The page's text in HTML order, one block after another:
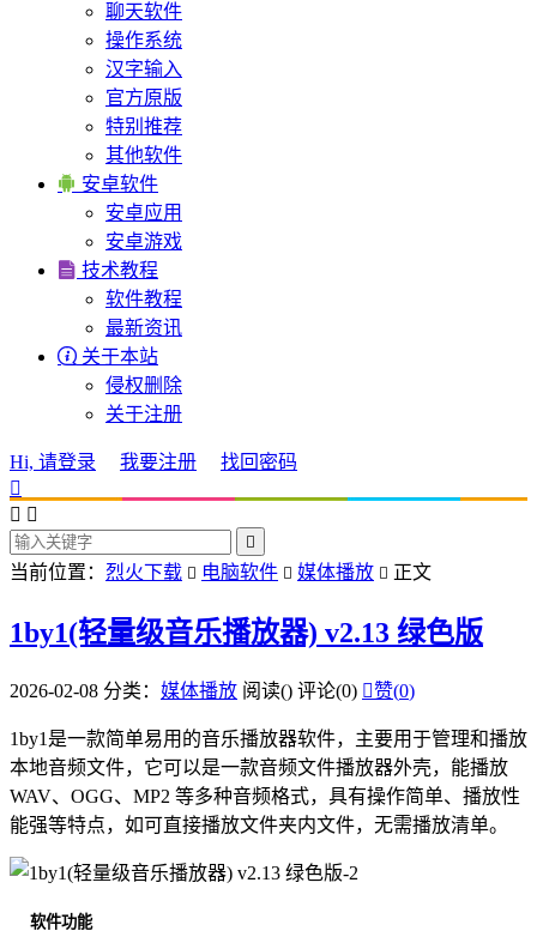
聊天软件
操作系统
汉字输入
官方原版
特别推荐
其他软件
 安卓软件
安卓应用
安卓游戏
 技术教程
软件教程
最新资讯
 关于本站
侵权删除
关于注册
Hi, 请登录 我要注册
找回密码

 

当前位置： 烈火下载  电脑软件  媒体播放  正文
1by1(轻量级音乐播放器) v2.13 绿色版
2026-02-08 分类： 媒体播放 阅读() 评论(0) 赞(0)
1by1是一款简单易用的音乐播放器软件，主要用于管理和播放
本地音频文件，它可以是一款音频文件播放器外壳，能播放
WAV、OGG、MP2 等多种音频格式，具有操作简单、播放性
能强等特点，如可直接播放文件夹内文件，无需播放清单。
软件功能